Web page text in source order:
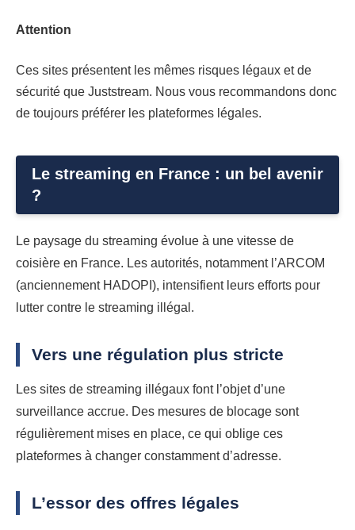
Attention
Ces sites présentent les mêmes risques légaux et de
sécurité que Juststream. Nous vous recommandons donc
de toujours préférer les plateformes légales.
Le streaming en France : un bel avenir
?
Le paysage du streaming évolue à une vitesse de
coisière en France. Les autorités, notamment l’ARCOM
(anciennement HADOPI), intensifient leurs efforts pour
lutter contre le streaming illégal.
Vers une régulation plus stricte
Les sites de streaming illégaux font l’objet d’une
surveillance accrue. Des mesures de blocage sont
régulièrement mises en place, ce qui oblige ces
plateformes à changer constamment d’adresse.
L’essor des offres légales